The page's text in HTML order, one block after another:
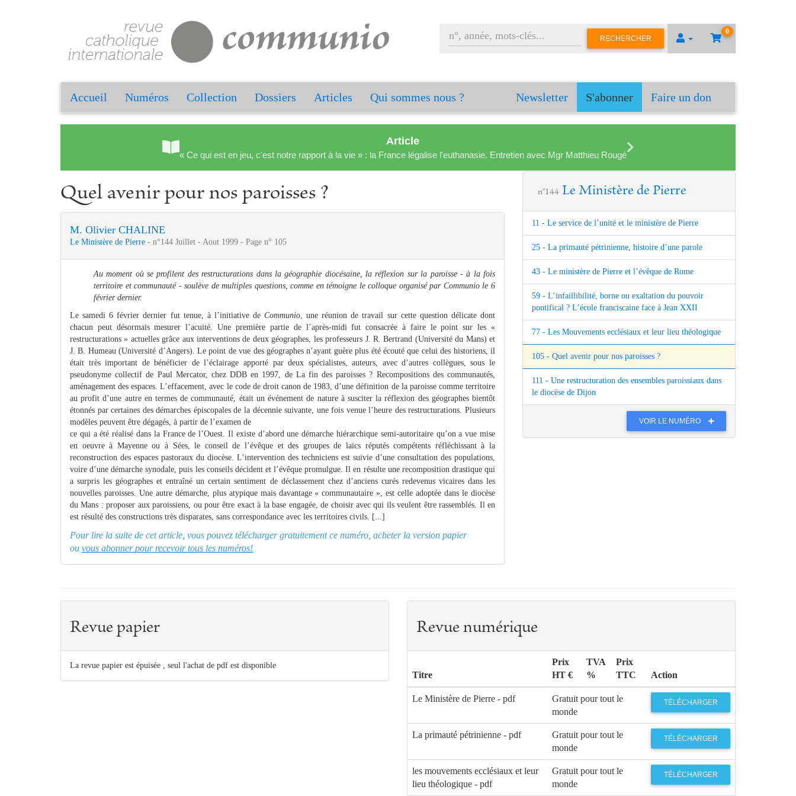
0
RECHERCHER
Accueil Numéros Collection Dossiers Articles Qui sommes nous ? Newsletter S'abonner Faire un don
Article
« Ce qui est en jeu, c'est notre rapport à la vie » : la France légalise l'euthanasie. Entretien avec Mgr Matthieu Rougé
Quel avenir pour nos paroisses ?
M. Olivier CHALINE
Le Ministère de Pierre - n°144 Juillet - Aout 1999 - Page n° 105
Au moment où se profilent des restructurations dans la géographie diocésaine, la réflexion sur la paroisse - à la fois
territoire et communauté - soulève de multiples questions, comme en témoigne le colloque organisé par Communio le 6
février dernier.
Le samedi 6 février dernier fut tenue, à l’initiative deCommunio, une réunion de travail sur cette question délicate dont
chacun peut désormais mesurer l’acuité. Une première partie de l’après-midi fut consacrée à faire le point sur les «
restructurations » actuelles grâce aux interventions de deux géographes, les professeurs J. R. Bertrand (Université du Mans) et
J. B. Humeau (Université d’Angers). Le point de vue des géographes n’ayant guère plus été écouté que celui des historiens, il
était très important de bénéficier de l’éclairage apporté par deux spécialistes, auteurs, avec d’autres collègues, sous le
pseudonyme collectif de Paul Mercator, chez DDB en 1997, de La fin des paroisses ? Recompositions des communautés,
aménagement des espaces. L’effacement, avec le code de droit canon de 1983, d’une définition de la paroisse comme territoire
au profit d’une autre en termes de communauté, était un événement de nature à susciter la réflexion des géographes bientôt
étonnés par certaines des démarches épiscopales de la décennie suivante, une fois venue l’heure des restructurations. Plusieurs
modèles peuvent être dégagés, à partir de l’examen de
ce qui a été réalisé dans la France de l’Ouest. Il existe d’abord une démarche hiérarchique semi-autoritaire qu’on a vue mise
en oeuvre à Mayenne ou à Sées, le conseil de l’évêque et des groupes de laïcs réputés compétents réfléchissant à la
reconstruction des espaces pastoraux du diocèse. L’intervention des techniciens est suivie d’une consultation des populations,
voire d’une démarche synodale, puis les conseils décident et l’évêque promulgue. Il en résulte une recomposition drastique qui
a surpris les géographes et entraîné un certain sentiment de déclassement chez d’anciens curés redevenus vicaires dans les
nouvelles paroisses. Une autre démarche, plus atypique mais davantage « communautaire », est celle adoptée dans le diocèse
du Mans : proposer aux paroissiens, ou pour être exact à la base engagée, de choisir avec qui ils veulent être rassemblés. Il en
est résulté des constructions très disparates, sans correspondance avec les territoires civils. [...]
Pour lire la suite de cet article, vous pouvez télécharger gratuitement ce numéro, acheter la version papier
ou vous abonner pour recevoir tous les numéros!
n°144 Le Ministère de Pierre
11 - Le service de l’unité et le ministère de Pierre
25 - La primauté pétrinienne, histoire d’une parole
43 - Le ministère de Pierre et l’évêque de Rome
59 - L’infaillibilité, borne ou exaltation du pouvoir
pontifical ? L’école franciscaine face à Jean XXII
77 - Les Mouvements ecclésiaux et leur lieu théologique
105 - Quel avenir pour nos paroisses ?
111 - Une restructuration des ensembles paroissiaux dans
le diocèse de Dijon
VOIR LE NUMÉRO
Revue papier
La revue papier est épuisée , seul l'achat de pdf est disponible
Revue numérique
Titre
Prix
HT €
TVA
%
Prix
TTC
Action
Le Ministère de Pierre - pdf
Gratuit pour tout le
monde
TÉLÉCHARGER
La primauté pétrinienne - pdf
Gratuit pour tout le
monde
TÉLÉCHARGER
les mouvements ecclésiaux et leur
lieu théologique - pdf
Gratuit pour tout le
monde
TÉLÉCHARGER